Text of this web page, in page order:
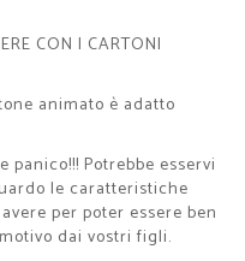
CON I CARTONI
animato è adatto
Potrebbe esservi
le caratteristiche
per poter essere ben
dai vostri figli.